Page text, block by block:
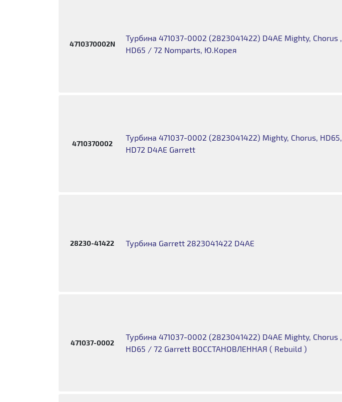
4710370002N
Турбина 471037-0002 (2823041422) D4AE Mighty, Chorus ,
HD65 / 72 Nomparts, Ю.Корея
4710370002
Турбина 471037-0002 (2823041422) Mighty, Chorus, HD65,
HD72 D4AE Garrett
28230-41422 Турбина Garrett 2823041422 D4AE
471037-0002
Турбина 471037-0002 (2823041422) D4AE Mighty, Chorus ,
HD65 / 72 Garrett ВОССТАНОВЛЕННАЯ ( Rebuild )